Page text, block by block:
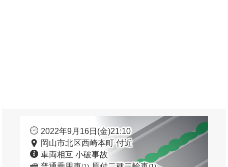
2022年9月16日(金)21:10
岡山市北区西崎本町 付近
車両相互 小破事故